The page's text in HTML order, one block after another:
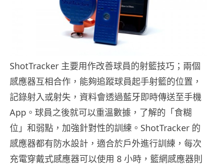
ShotTracker 主要用作改善球員的射籃技巧；兩個
感應器互相合作，能夠追蹤球員起手射籃的位置，
記錄射入或射失，資料會透過藍牙即時傳送至手機
App。球員之後就可以重溫數據，了解的「食糊
位」和弱點，加強針對性的訓練。ShotTracker 的
感應器都有防水設計，適合於戶外進行訓練，每次
充電穿戴式感應器可以使用 8 小時，籃網感應器則